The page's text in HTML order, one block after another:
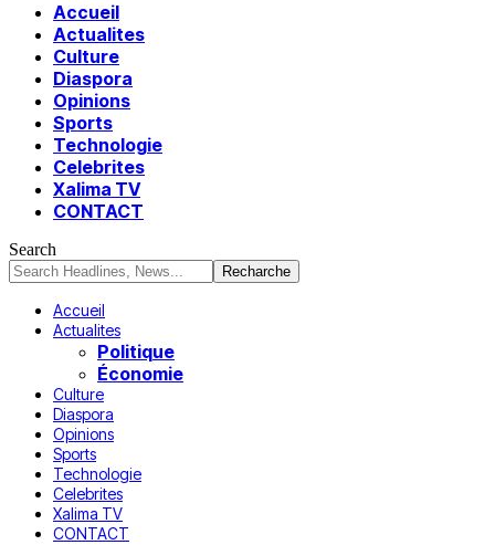
Accueil
Actualites
Culture
Diaspora
Opinions
Sports
Technologie
Celebrites
Xalima TV
CONTACT
Search
Accueil
Actualites
Politique
Économie
Culture
Diaspora
Opinions
Sports
Technologie
Celebrites
Xalima TV
CONTACT